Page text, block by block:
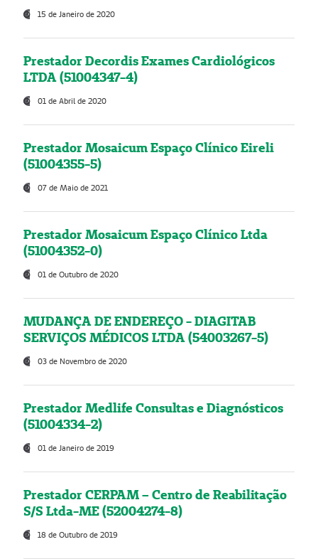
15 de Janeiro de 2020
Prestador Decordis Exames Cardiológicos
LTDA (51004347-4)
01 de Abril de 2020
Prestador Mosaicum Espaço Clínico Eireli
(51004355-5)
07 de Maio de 2021
Prestador Mosaicum Espaço Clínico Ltda
(51004352-0)
01 de Outubro de 2020
MUDANÇA DE ENDEREÇO - DIAGITAB
SERVIÇOS MÉDICOS LTDA (54003267-5)
03 de Novembro de 2020
Prestador Medlife Consultas e Diagnósticos
(51004334-2)
01 de Janeiro de 2019
Prestador CERPAM – Centro de Reabilitação
S/S Ltda-ME (52004274-8)
18 de Outubro de 2019